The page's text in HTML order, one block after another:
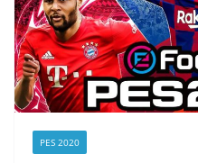
PES 2020